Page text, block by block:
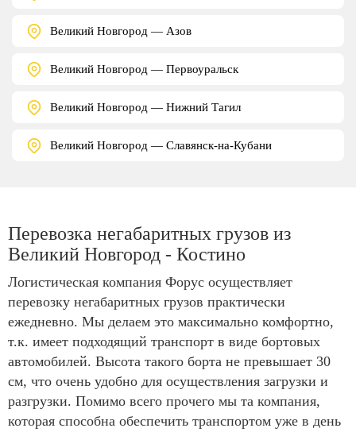
Великий Новгород — Азов
Великий Новгород — Первоуральск
Великий Новгород — Нижний Тагил
Великий Новгород — Славянск-на-Кубани
Перевозка негабаритных грузов из
Великий Новгород - Костино
Логистическая компания Форус осуществляет
перевозку негабаритных грузов практически
ежедневно. Мы делаем это максимально комфортно,
т.к. имеет подходящий транспорт в виде бортовых
автомобилей. Высота такого борта не превышает 30
см, что очень удобно для осуществления загрузки и
разгрузки. Помимо всего прочего мы та компания,
которая способна обеспечить транспортом уже в день